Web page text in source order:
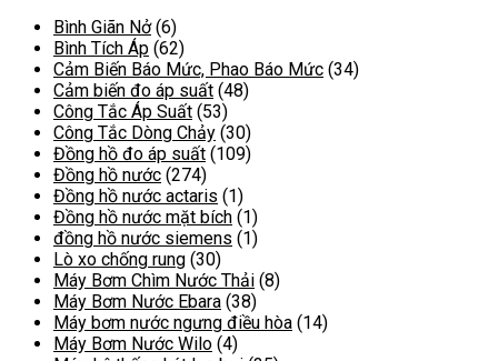
Bình Giãn Nở (6)
Bình Tích Áp (62)
Cảm Biến Báo Mức, Phao Báo Mức (34)
Cảm biến đo áp suất (48)
Công Tắc Áp Suất (53)
Công Tắc Dòng Chảy (30)
Đồng hồ đo áp suất (109)
Đồng hồ nước (274)
Đồng hồ nước actaris (1)
Đồng hồ nước mặt bích (1)
đồng hồ nước siemens (1)
Lò xo chống rung (30)
Máy Bơm Chìm Nước Thải (8)
Máy Bơm Nước Ebara (38)
Máy bơm nước ngưng điều hòa (14)
Máy Bơm Nước Wilo (4)